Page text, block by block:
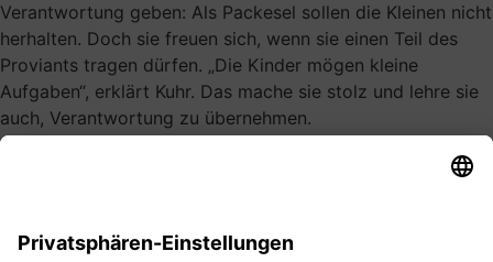
Verantwortung geben: Als Packesel sollen die Kleinen nicht
herhalten. Doch sie freuen sich, wenn sie einen Teil des
Proviants tragen dürfen. „Die Kinder mögen kleine
Aufgaben“, erklärt Kuhr. Das mache sie stolz und lehre sie
auch, Verantwortung zu übernehmen.
Tempo anpassen: Kinder laufen nicht so schnell wie
Erwachsene. Grundsätzlich gilt beim Wandern, dass der
sondern den Laufschritt an dessen Tempo anpassen. Wenn